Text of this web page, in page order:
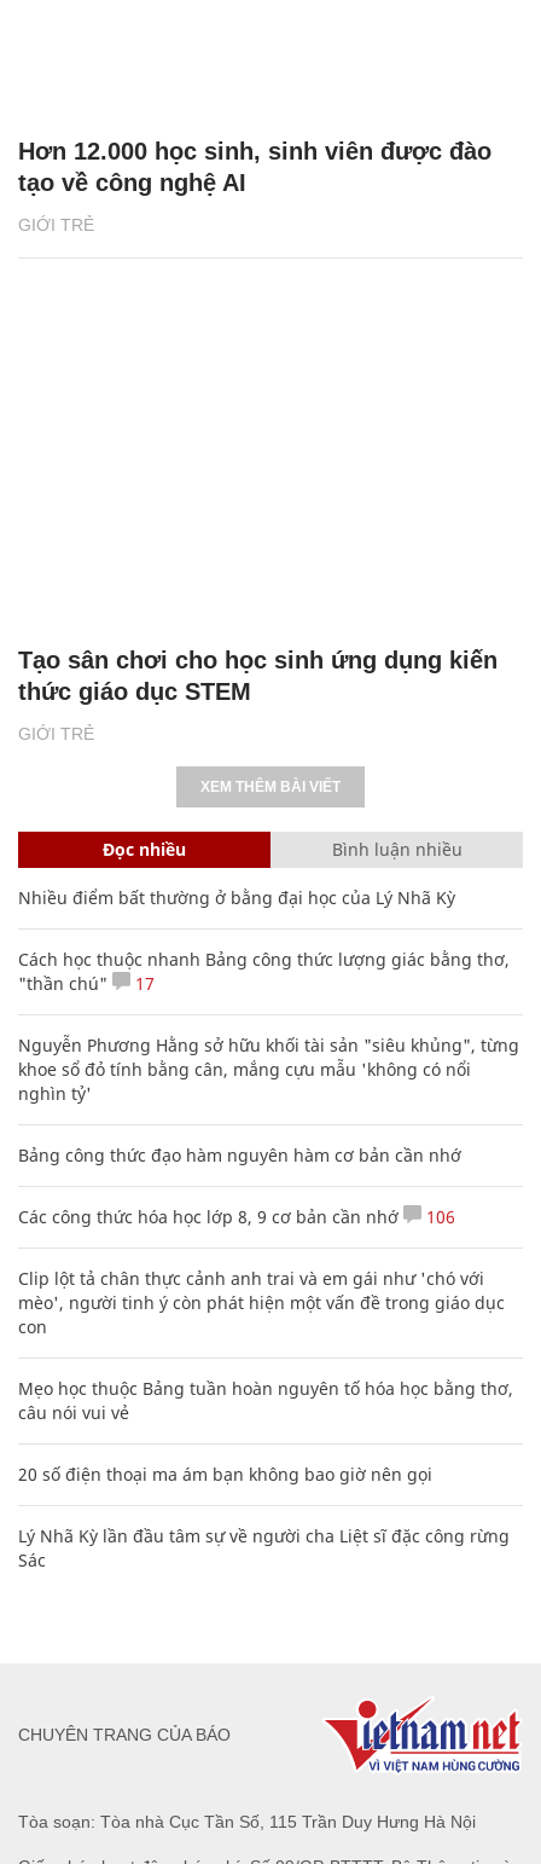
GIỚI TRẺ
Hơn 12.000 học sinh, sinh viên được đào
tạo về công nghệ AI
GIỚI TRẺ
Tạo sân chơi cho học sinh ứng dụng kiến
thức giáo dục STEM
XEM THÊM BÀI VIẾT
Đọc nhiều Bình luận nhiều
Nhiều điểm bất thường ở bằng đại học của Lý Nhã Kỳ
Cách học thuộc nhanh Bảng công thức lượng giác bằng thơ,
"thần chú"
17
Nguyễn Phương Hằng sở hữu khối tài sản "siêu khủng", từng
khoe sổ đỏ tính bằng cân, mắng cựu mẫu 'không có nổi
nghìn tỷ'
Bảng công thức đạo hàm nguyên hàm cơ bản cần nhớ
Các công thức hóa học lớp 8, 9 cơ bản cần nhớ 106
Clip lột tả chân thực cảnh anh trai và em gái như 'chó với
mèo', người tinh ý còn phát hiện một vấn đề trong giáo dục
con
Mẹo học thuộc Bảng tuần hoàn nguyên tố hóa học bằng thơ,
câu nói vui vẻ
20 số điện thoại ma ám bạn không bao giờ nên gọi
Lý Nhã Kỳ lần đầu tâm sự về người cha Liệt sĩ đặc công rừng
Sác
Tòa soạn: Tòa nhà Cục Tần Số, 115 Trần Duy Hưng Hà Nội
CHUYÊN TRANG CỦA BÁO